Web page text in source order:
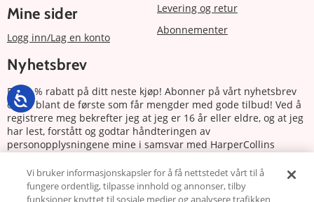
Mine sider
Logg inn/Lag en konto
Levering og retur
Abonnementer
Nyhetsbrev
Få 20 % rabatt på ditt neste kjøp! Abonner på vårt nyhetsbrev
og bli blant de første som får mengder med gode tilbud! Ved å
registrere meg bekrefter jeg at jeg er 16 år eller eldre, og at jeg
har lest, forstått og godtar håndteringen av
personopplysningene mine i samsvar med HarperCollins
Abonnere
Vi bruker informasjonskapsler for å få nettstedet vårt til å
fungere ordentlig, tilpasse innhold og annonser, tilby
funksjoner knyttet til sosiale medier og analysere trafikken